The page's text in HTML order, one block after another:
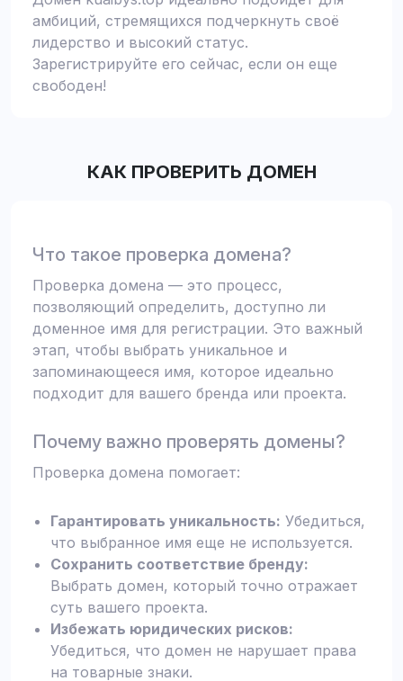
амбиций, стремящихся подчеркнуть своё
лидерство и высокий статус.
Зарегистрируйте его сейчас, если он еще
свободен!
КАК ПРОВЕРИТЬ ДОМЕН
Что такое проверка домена?
Проверка домена — это процесс,
позволяющий определить, доступно ли
доменное имя для регистрации. Это важный
этап, чтобы выбрать уникальное и
запоминающееся имя, которое идеально
подходит для вашего бренда или проекта.
Почему важно проверять домены?
Проверка домена помогает:
Гарантировать уникальность: Убедиться,
что выбранное имя еще не используется.
Сохранить соответствие бренду:
Выбрать домен, который точно отражает
суть вашего проекта.
Избежать юридических рисков:
Убедиться, что домен не нарушает права
на товарные знаки.